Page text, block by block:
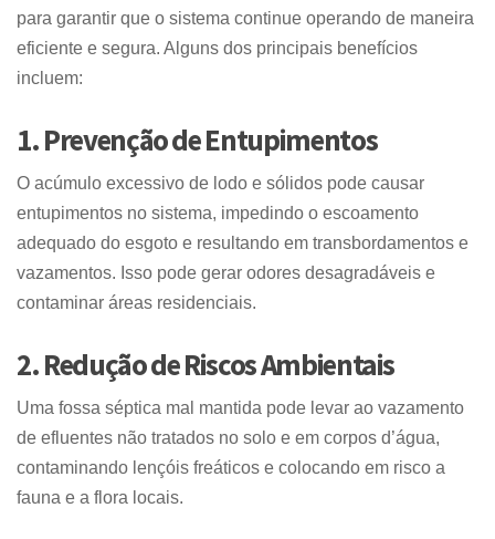
para garantir que o sistema continue operando de maneira
eficiente e segura. Alguns dos principais benefícios
incluem:
1. Prevenção de Entupimentos
O acúmulo excessivo de lodo e sólidos pode causar
entupimentos no sistema, impedindo o escoamento
adequado do esgoto e resultando em transbordamentos e
vazamentos. Isso pode gerar odores desagradáveis e
contaminar áreas residenciais.
2. Redução de Riscos Ambientais
Uma fossa séptica mal mantida pode levar ao vazamento
de efluentes não tratados no solo e em corpos d’água,
contaminando lençóis freáticos e colocando em risco a
fauna e a flora locais.